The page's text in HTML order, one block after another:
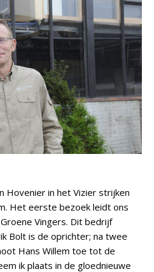
Hovenier in het Vizier strijken
Het eerste bezoek leidt ons
Vingers. Dit bedrijf
Bolt is de oprichter; na twee
Hans Willem toe tot de
ik plaats in de gloednieuwe